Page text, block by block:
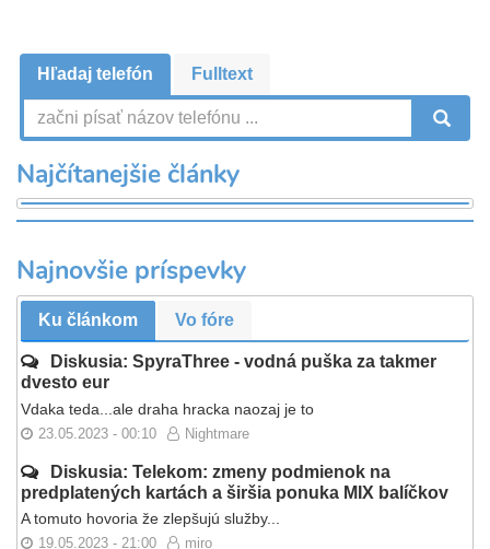
Hľadaj telefón Fulltext
Najčítanejšie články
Najnovšie príspevky
Ku článkom Vo fóre
Diskusia: SpyraThree - vodná puška za takmer
dvesto eur
Vdaka teda...ale draha hracka naozaj je to
23.05.2023 - 00:10 Nightmare
Diskusia: Telekom: zmeny podmienok na
predplatených kartách a širšia ponuka MIX balíčkov
A tomuto hovoria že zlepšujú služby...
19.05.2023 - 21:00 miro